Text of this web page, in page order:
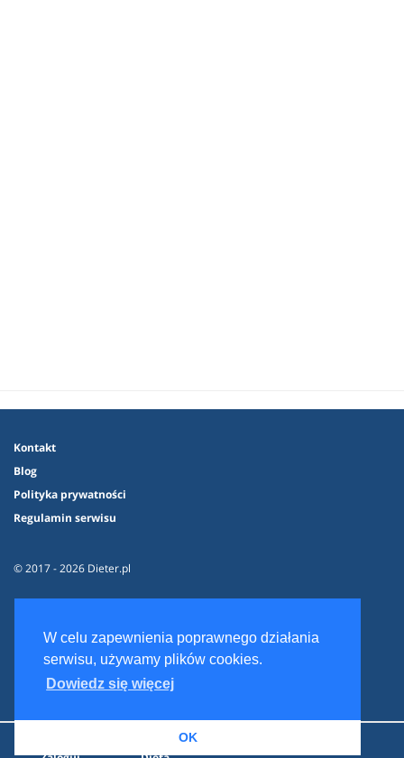
W celu zapewnienia poprawnego działania
serwisu, używamy plików cookies.
Dowiedz się więcej
OK
Kontakt
Blog
Polityka prywatności
Regulamin serwisu
© 2017 - 2026 Dieter.pl